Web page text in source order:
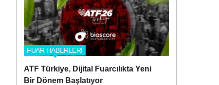
FUAR HABERLERİ
ATF Türkiye, Dijital Fuarcılıkta Yeni
Bir Dönem Başlatıyor